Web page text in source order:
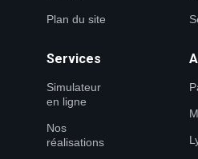
Plan du site
Services
Simulateur
en ligne
Nos
réalisations